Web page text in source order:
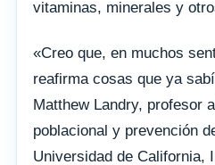
vitaminas, minerales y
«Creo que, en muchos
reafirma cosas que ya
Matthew Landry, profesor
poblacional y prevención
Universidad de California,